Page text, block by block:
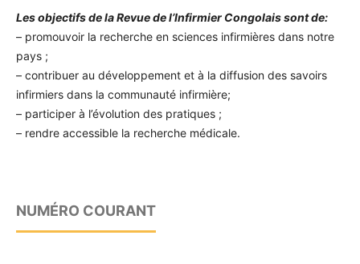
Les objectifs de la Revue de l’Infirmier Congolais sont de:
– promouvoir la recherche en sciences infirmières dans notre
pays ;
– contribuer au développement et à la diffusion des savoirs
infirmiers dans la communauté infirmière;
– participer à l’évolution des pratiques ;
– rendre accessible la recherche médicale.
NUMÉRO COURANT